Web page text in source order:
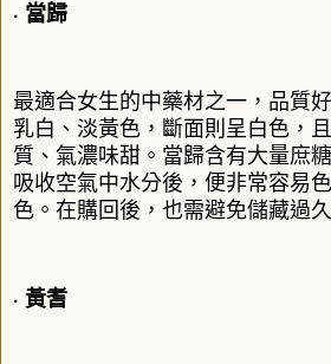
‧ 當歸
最適合女生的中藥材之一，品質
乳白、淡黃色，斷面則呈白色，
質、氣濃味甜。當歸含有大量庶
吸收空氣中水分後，便非常容易
色。在購回後，也需避免儲藏過
‧ 黃耆